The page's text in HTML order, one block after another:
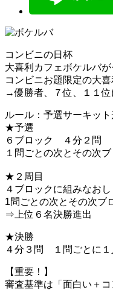
コンビニの日杯
大喜利カフェボケルバ
コンビニお題限定の大喜
→優勝者、７位、１１位
ルール：予選サーキット
★予選
６ブロック ４分２問
１問ごとの次とその次
★２周目
４ブロックに組みなお
1問ごとの次とその次ブ
⇒上位６名決勝進出
★決勝
４分３問 １問ごとに１
【重要！】
審査基準は「面白い＋コ